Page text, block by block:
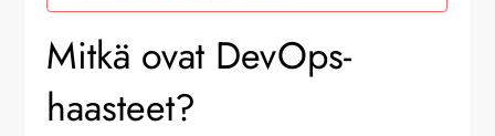
Mitkä ovat DevOps-
haasteet?